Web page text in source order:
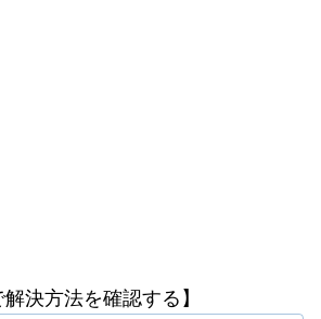
解決方法を確認する】